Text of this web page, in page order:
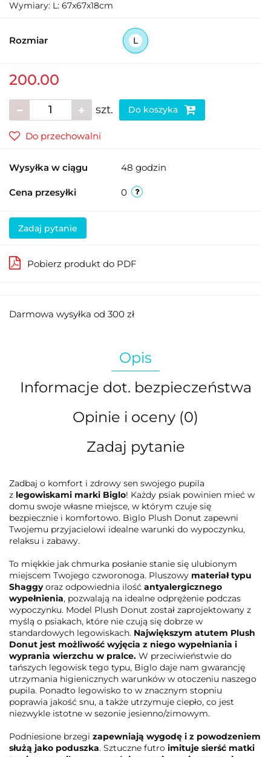
Wymiary: L: 67x67x18cm
Rozmiar L
200.00
szt. Do koszyka
Do przechowalni
Wysyłka w ciągu 48 godzin
Cena przesyłki 0
Zadaj pytanie
Pobierz produkt do PDF
Darmowa wysyłka od 300 zł
Opis
Informacje dot. bezpieczeństwa
Opinie i oceny (0)
Zadaj pytanie
Zadbaj o komfort i zdrowy sen swojego pupila
z legowiskami marki Biglo! Każdy psiak powinien mieć w
domu swoje własne miejsce, w którym czuje się
bezpiecznie i komfortowo. Biglo Plush Donut zapewni
Twojemu przyjacielowi idealne warunki do wypoczynku,
relaksu i zabawy.
To miękkie jak chmurka posłanie stanie się ulubionym
miejscem Twojego czworonoga. Pluszowy materiał typu
Shaggy oraz odpowiednia ilość antyalergicznego
wypełnienia, pozwalają na idealne odprężenie podczas
wypoczynku. Model Plush Donut został zaprojektowany z
myślą o psiakach, które nie czują się dobrze w
standardowych legowiskach. Największym atutem Plush
Donut jest możliwość wyjęcia z niego wypełniania i
wyprania wierzchu w pralce. W przeciwieństwie do
tańszych legowisk tego typu, Biglo daje nam gwarancję
utrzymania higienicznych warunków w otoczeniu naszego
pupila. Ponadto legowisko to w znacznym stopniu
poprawia jakość snu, a także utrzymuje ciepło, co jest
niezwykle istotne w sezonie jesienno/zimowym.
Podniesione brzegi zapewniają wygodę i z powodzeniem
służą jako poduszka. Sztuczne futro imituje sierść matki